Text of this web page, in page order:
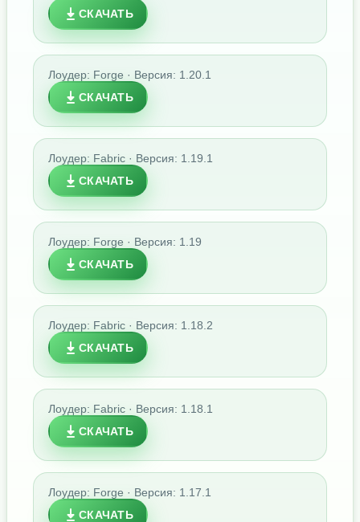
СКАЧАТЬ
Лоудер: Forge · Версия: 1.20.1
СКАЧАТЬ
Лоудер: Fabric · Версия: 1.19.1
СКАЧАТЬ
Лоудер: Forge · Версия: 1.19
СКАЧАТЬ
Лоудер: Fabric · Версия: 1.18.2
СКАЧАТЬ
Лоудер: Fabric · Версия: 1.18.1
СКАЧАТЬ
Лоудер: Forge · Версия: 1.17.1
СКАЧАТЬ